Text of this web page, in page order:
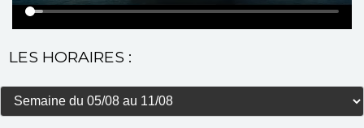
LES HORAIRES :